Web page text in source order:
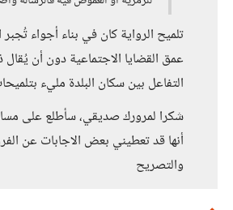
تلميح الرواية كان في بناء أجواء
عمق القضايا الاجتماعية دون أن
التفاعل بين سكان البلدة مليء
شكرا لمرورك صديقي، سأطلع على
أنها قد تعطيني بعض الاجابات عن
والتصريح